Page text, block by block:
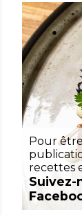
Pour
recettes
Suivez-